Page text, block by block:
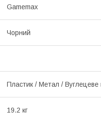
Gamemax
Чорний
Пластик / Метал / Вуглецеве
19.2 кг